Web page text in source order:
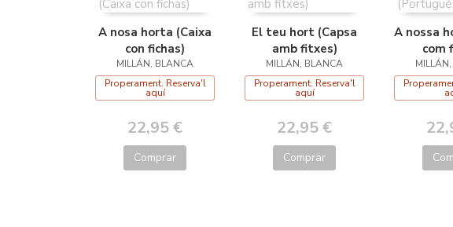
A nosa horta (Caixa
con fichas)
MILLÁN, BLANCA
Properament. Reserva'l
aquí
22,95 €
Comprar
El teu hort (Capsa
amb fitxes)
MILLÁN, BLANCA
Properament. Reserva'l
aquí
22,95 €
Comprar
A nossa
com